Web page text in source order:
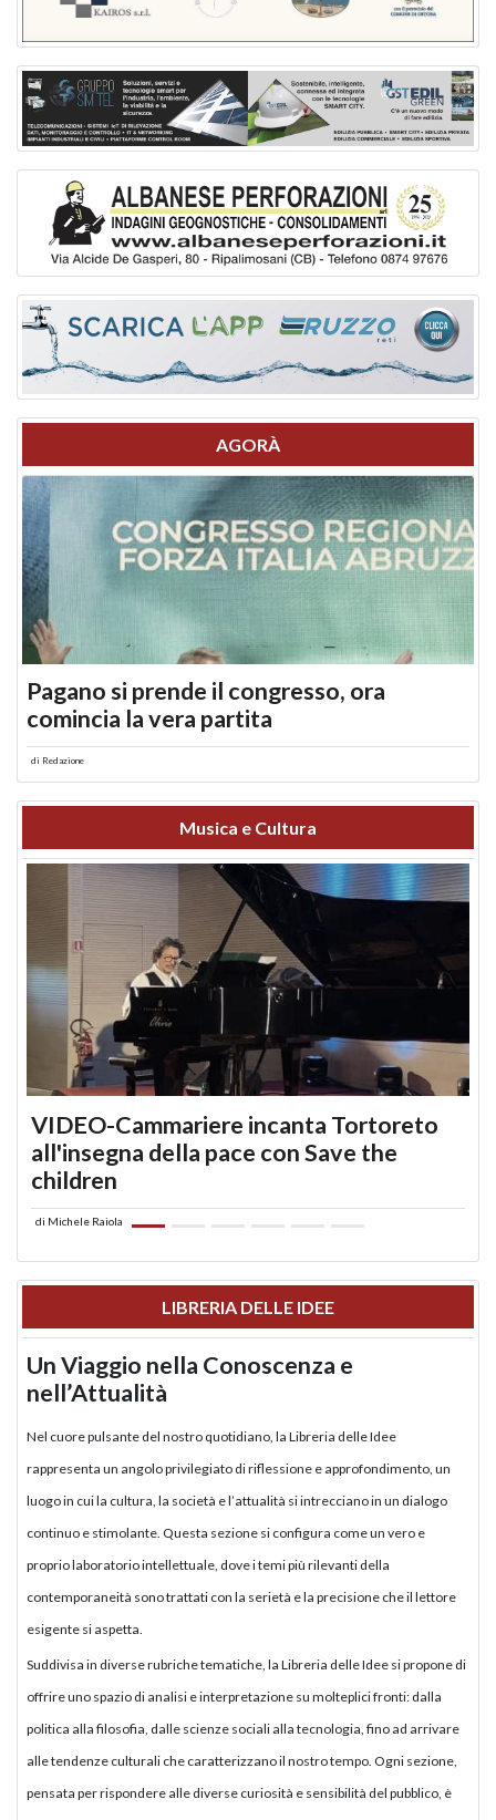
AGORÀ
Pagano si prende il congresso, ora
comincia la vera partita
di Redazione
Musica e Cultura
VIDEO-Cammariere incanta Tortoreto
all'insegna della pace con Save the
children
di Michele Raiola
LIBRERIA DELLE IDEE
Un Viaggio nella Conoscenza e
nell’Attualità
Nel cuore pulsante del nostro quotidiano, la Libreria delle Idee
rappresenta un angolo privilegiato di riflessione e approfondimento, un
luogo in cui la cultura, la società e l’attualità si intrecciano in un dialogo
continuo e stimolante. Questa sezione si configura come un vero e
proprio laboratorio intellettuale, dove i temi più rilevanti della
contemporaneità sono trattati con la serietà e la precisione che il lettore
esigente si aspetta.
Suddivisa in diverse rubriche tematiche, la Libreria delle Idee si propone di
offrire uno spazio di analisi e interpretazione su molteplici fronti: dalla
politica alla filosofia, dalle scienze sociali alla tecnologia, fino ad arrivare
alle tendenze culturali che caratterizzano il nostro tempo. Ogni sezione,
pensata per rispondere alle diverse curiosità e sensibilità del pubblico, è